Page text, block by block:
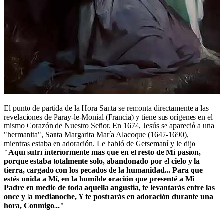
El punto de partida de la Hora Santa se remonta directamente a las
revelaciones de Paray-le-Monial (Francia) y tiene sus orígenes en el
mismo Corazón de Nuestro Señor. En 1674, Jesús se apareció a una
"hermanita", Santa Margarita María Alacoque (1647-1690),
mientras estaba en adoración. Le habló de Getsemaní y le dijo
"Aquí sufrí interiormente más que en el resto de Mi pasión,
porque estaba totalmente solo, abandonado por el cielo y la
tierra, cargado con los pecados de la humanidad... Para que
estés unida a Mí, en la humilde oración que presenté a Mi
Padre en medio de toda aquella angustia, te levantarás entre las
once y la medianoche, Y te postrarás en adoración durante una
hora, Conmigo..."